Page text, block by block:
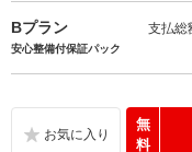
Bプラン 支払総
安心整備付保証パック
無
料